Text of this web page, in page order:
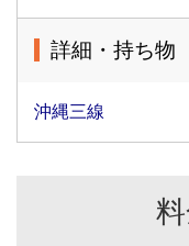
詳細・持ち物
沖縄三線